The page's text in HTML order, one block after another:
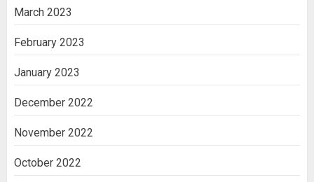
March 2023
February 2023
January 2023
December 2022
November 2022
October 2022